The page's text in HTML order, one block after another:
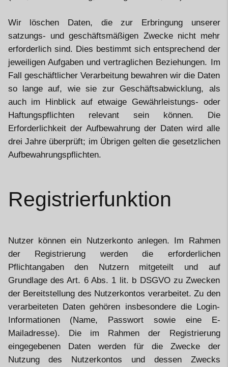
Wir löschen Daten, die zur Erbringung unserer
satzungs- und geschäftsmäßigen Zwecke nicht mehr
erforderlich sind. Dies bestimmt sich entsprechend der
jeweiligen Aufgaben und vertraglichen Beziehungen. Im
Fall geschäftlicher Verarbeitung bewahren wir die Daten
so lange auf, wie sie zur Geschäftsabwicklung, als
auch im Hinblick auf etwaige Gewährleistungs- oder
Haftungspflichten relevant sein können. Die
Erforderlichkeit der Aufbewahrung der Daten wird alle
drei Jahre überprüft; im Übrigen gelten die gesetzlichen
Aufbewahrungspflichten.
Registrierfunktion
Nutzer können ein Nutzerkonto anlegen. Im Rahmen
der Registrierung werden die erforderlichen
Pflichtangaben den Nutzern mitgeteilt und auf
Grundlage des Art. 6 Abs. 1 lit. b DSGVO zu Zwecken
der Bereitstellung des Nutzerkontos verarbeitet. Zu den
verarbeiteten Daten gehören insbesondere die Login-
Informationen (Name, Passwort sowie eine E-
Mailadresse). Die im Rahmen der Registrierung
eingegebenen Daten werden für die Zwecke der
Nutzung des Nutzerkontos und dessen Zwecks